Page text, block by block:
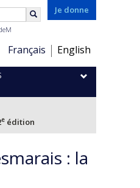
Je donne
Choix
de
langue
Français English
e édition
: la